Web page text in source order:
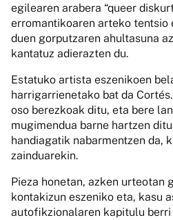
egilearen arabera “queer
erromantikoaren arteko tentsio
duen gorputzaren ahultasuna
kantatuz adierazten du.
Estatuko artista eszenikoen
harrigarrienetako bat da
oso berezkoak ditu, eta bere
mugimendua barne hartzen
handiagatik nabarmentzen da,
zainduarekin.
Pieza honetan, azken urteotan
kontakizun eszeniko eta, kasu
autofikzionalaren kapitulu berri